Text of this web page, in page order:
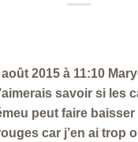
2015 à 11:10
savoir si les
peut faire baisser
car j’en ai trop